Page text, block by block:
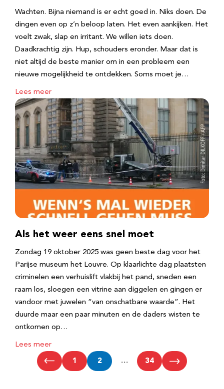
Wachten. Bijna niemand is er echt goed in. Niks doen. De
dingen even op z’n beloop laten. Het even aankijken. Het
voelt zwak, slap en irritant. We willen iets doen.
Daadkrachtig zijn. Hup, schouders eronder. Maar dat is
niet altijd de beste manier om in een probleem een
nieuwe mogelijkheid te ontdekken. Soms moet je…
Lees meer
Als het weer eens snel moet
Zondag 19 oktober 2025 was geen beste dag voor het
Parijse museum het Louvre. Op klaarlichte dag plaatsten
criminelen een verhuislift vlakbij het pand, sneden een
raam los, sloegen een vitrine aan diggelen en gingen er
vandoor met juwelen “van onschatbare waarde”. Het
duurde maar een paar minuten en de daders wisten te
ontkomen op…
Lees meer
1 2 … 34